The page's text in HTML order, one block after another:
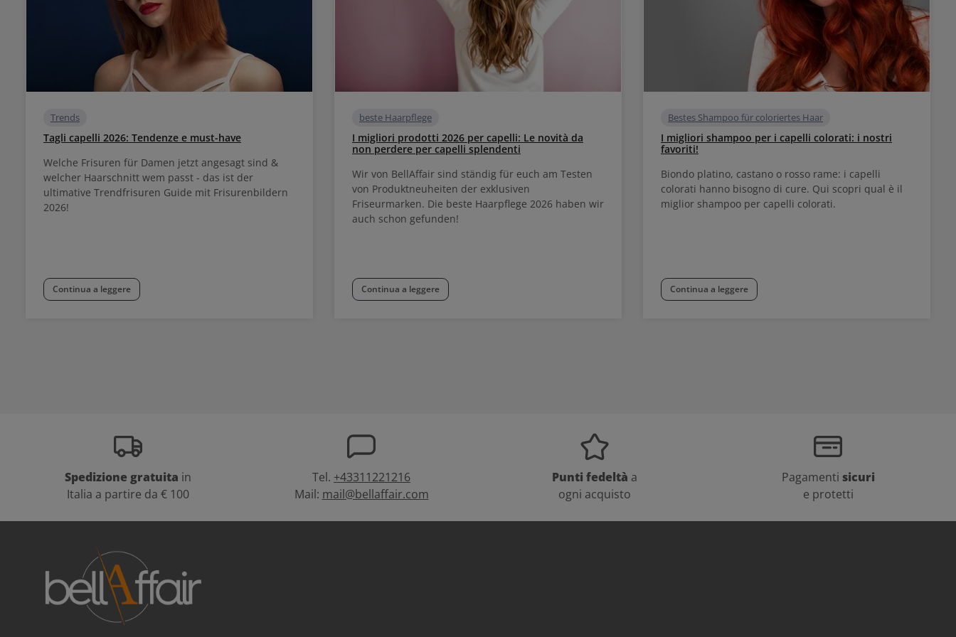
Trends
Tagli capelli 2026: Tendenze e must-have
Welche Frisuren für Damen jetzt angesagt sind &
welcher Haarschnitt wem passt - das ist der
ultimative Trendfrisuren Guide mit Frisurenbildern
2026!
Continua a leggere
beste Haarpflege
I migliori prodotti 2026 per capelli: Le novità da
non perdere per capelli splendenti
Wir von BellAffair sind ständig für euch am Testen
von Produktneuheiten der exklusiven
Friseurmarken. Die beste Haarpflege 2026 haben wir
auch schon gefunden!
Continua a leggere
Bestes Shampoo für coloriertes Haar
I migliori shampoo per i capelli colorati: i nostri
favoriti!
Biondo platino, castano o rosso rame: i capelli
colorati hanno bisogno di cure. Qui scopri qual è il
miglior shampoo per capelli colorati.
Continua a leggere
Spedizione gratuita in
Italia a partire da € 100
Tel. +43311221216
Mail: mail@bellaffair.com
Punti fedeltà a
ogni acquisto
Pagamenti sicuri
e protetti